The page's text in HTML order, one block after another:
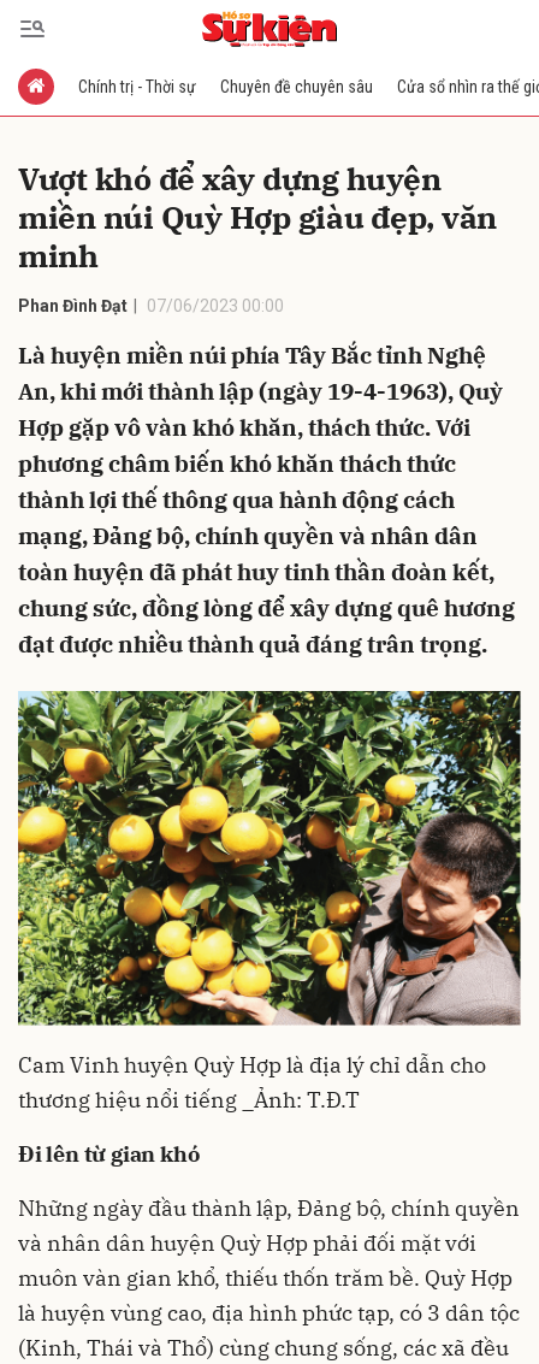
Chính trị - Thời sự Chuyên đề chuyên sâu Cửa sổ nhìn ra thế
Vượt khó để xây dựng huyện
miền núi Quỳ Hợp giàu đẹp, văn
minh
Phan Đình Đạt 07/06/2023 00:00
Là huyện miền núi phía Tây Bắc tỉnh Nghệ
An, khi mới thành lập (ngày 19-4-1963), Quỳ
Hợp gặp vô vàn khó khăn, thách thức. Với
phương châm biến khó khăn thách thức
thành lợi thế thông qua hành động cách
mạng, Đảng bộ, chính quyền và nhân dân
toàn huyện đã phát huy tinh thần đoàn kết,
chung sức, đồng lòng để xây dựng quê hương
đạt được nhiều thành quả đáng trân trọng.
Cam Vinh huyện Quỳ Hợp là địa lý chỉ dẫn cho
thương hiệu nổi tiếng _Ảnh: T.Đ.T
Đi lên từ gian khó
Những ngày đầu thành lập, Đảng bộ, chính quyền
và nhân dân huyện Quỳ Hợp phải đối mặt với
muôn vàn gian khổ, thiếu thốn trăm bề. Quỳ Hợp
là huyện vùng cao, địa hình phức tạp, có 3 dân tộc
(Kinh, Thái và Thổ) cùng chung sống, các xã đều
Gửi bình luận
Hủy Gửi